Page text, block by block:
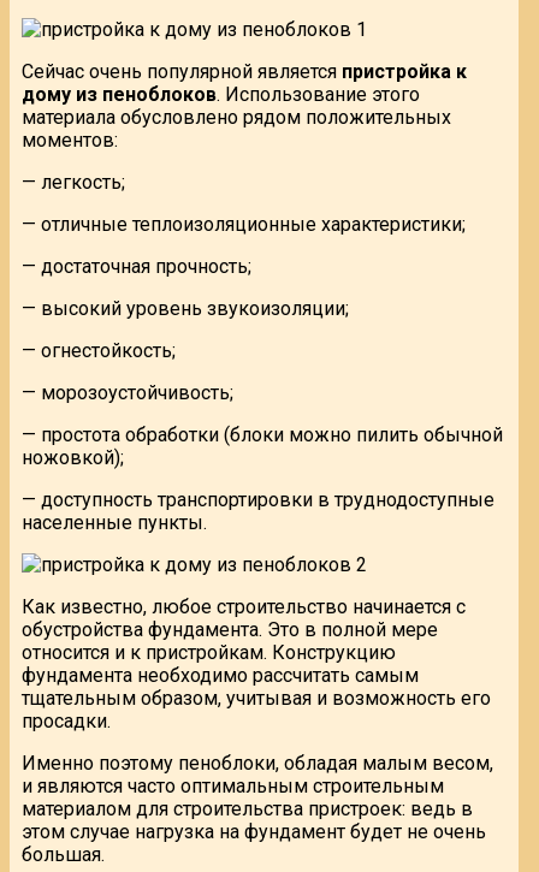
Сейчас очень популярной является пристройка к
дому из пеноблоков. Использование этого
материала обусловлено рядом положительных
моментов:
— легкость;
— отличные теплоизоляционные характеристики;
— достаточная прочность;
— высокий уровень звукоизоляции;
— огнестойкость;
— морозоустойчивость;
— простота обработки (блоки можно пилить обычной
ножовкой);
— доступность транспортировки в труднодоступные
населенные пункты.
Как известно, любое строительство начинается с
обустройства фундамента. Это в полной мере
относится и к пристройкам. Конструкцию
фундамента необходимо рассчитать самым
тщательным образом, учитывая и возможность его
просадки.
Именно поэтому пеноблоки, обладая малым весом,
и являются часто оптимальным строительным
материалом для строительства пристроек: ведь в
этом случае нагрузка на фундамент будет не очень
большая.